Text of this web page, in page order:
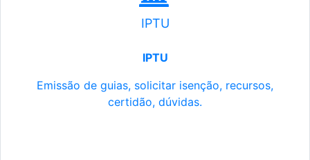
IPTU
IPTU
Emissão de guias, solicitar isenção, recursos,
certidão, dúvidas.